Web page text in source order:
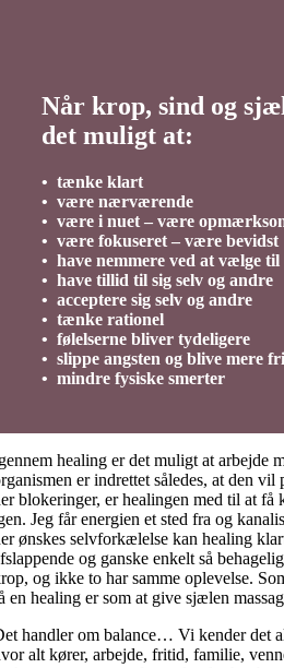
Når krop, sind og
det muligt at:
• tænke klart
• være nærværende
• være i nuet – være
• være fokuseret – være bevidst
• have nemmere ved at vælge til
• have tillid til sig selv og andre
• acceptere sig selv og andre
• tænke rationel
• følelserne bliver tydeligere
• slippe angsten og blive mere fri
• mindre fysiske smerter
healing er det muligt at arbejde
er indrettet således, at den vil
blokeringer, er healingen med til at få
Jeg får energien et sted fra og
ønskes selvforkælelse kan healing
og ganske enkelt så
og ikke to har samme oplevelse.
en healing er som at give sjælen
handler om balance… Vi kender det
alt kører, arbejde, fritid, familie,